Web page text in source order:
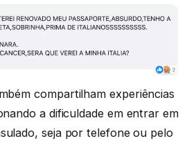
compartilham experiências
a dificuldade em entrar em
seja por telefone ou pelo